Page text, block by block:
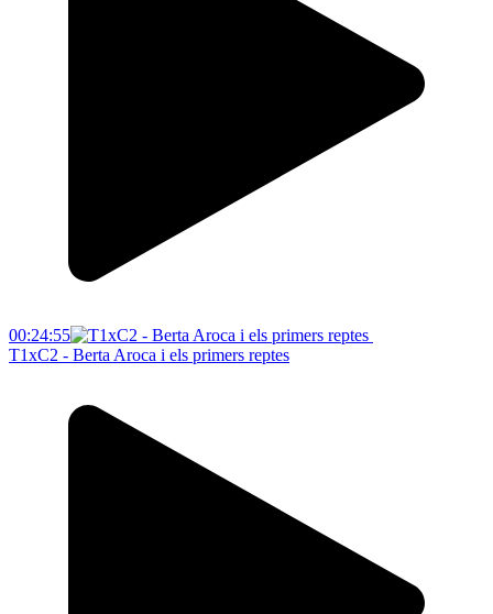
00:24:55
T1xC2 - Berta Aroca i els primers reptes